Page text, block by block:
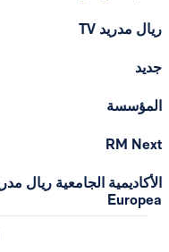
ريال مدريد TV
جديد
المؤسسة
RM Next
Europea